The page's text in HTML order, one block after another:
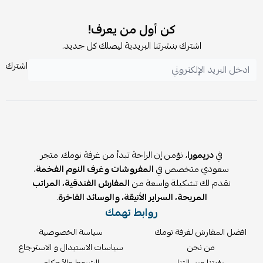
هل ألوانه ثابتة مع الغسيل؟
نعم ✅ ألوانه ثابتة ولا تتأثر مع الغسيل عند اتباع التعليمات.
كن أول من يعرف!
اشترك بنشرتنا البريدية ليصلك كل جديد.
اشترك
فيدريمورا، نؤمن إن الراحة تبدأ من غرفة نومك. متجر
سعودي متخصص فيالمفروشات وغرف النوم الفخمة،
نقدم لك تشكيلة واسعة منالمفارش الفندقية، المراتب
المريحة، السراير الأنيقة، والوسائد الفاخرة.
روابط تهمك
افضل المفارش لغرفة نومك
من نحن
سياسة الخصوصية
سياسات الاستبدال و الاسترجاع